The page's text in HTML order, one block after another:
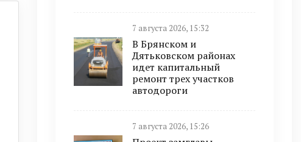
7 августа 2026, 15:32
В Брянском и
Дятьковском районах
идет капитальный
ремонт трех участков
автодороги
7 августа 2026, 15:26